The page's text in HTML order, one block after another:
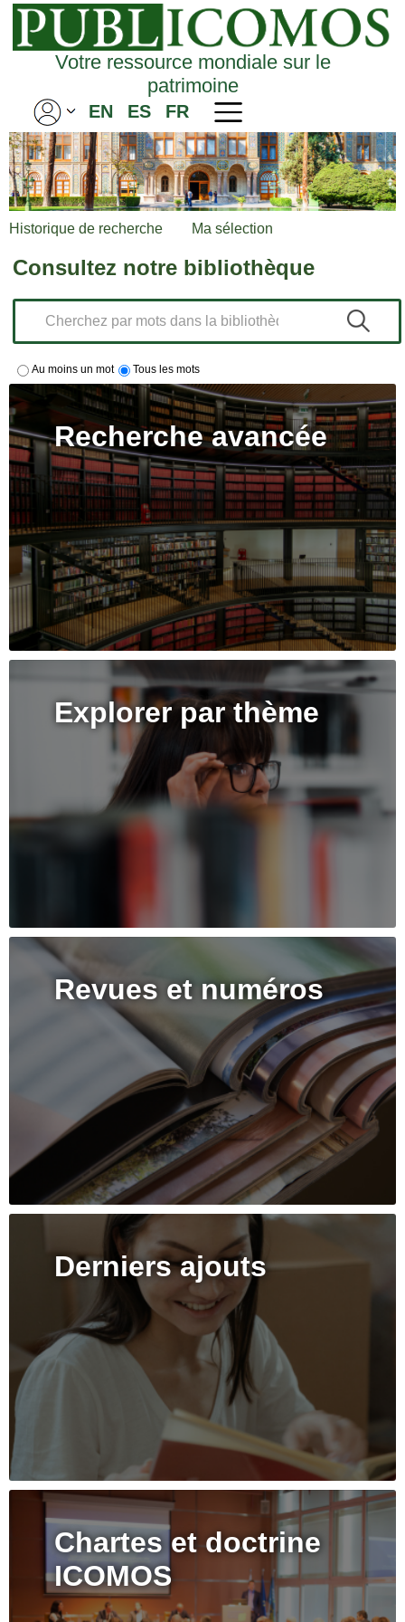
Votre ressource mondiale sur le
patrimoine
EN ES FR
Historique de recherche Ma sélection
Consultez notre bibliothèque
Au moins un mot Tous les mots
Recherche avancée
Explorer par thème
Revues et numéros
Derniers ajouts
Chartes et doctrine
ICOMOS